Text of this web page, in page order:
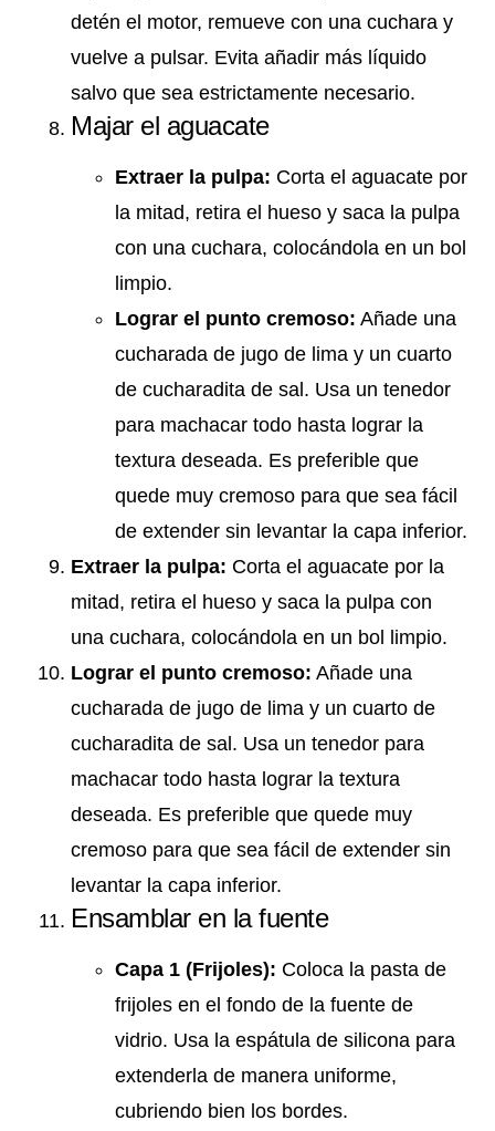
detén el motor, remueve con una cuchara y
vuelve a pulsar. Evita añadir más líquido
salvo que sea estrictamente necesario.
Majar el aguacate
Extraer la pulpa: Corta el aguacate por
la mitad, retira el hueso y saca la pulpa
con una cuchara, colocándola en un bol
limpio.
Lograr el punto cremoso: Añade una
cucharada de jugo de lima y un cuarto
de cucharadita de sal. Usa un tenedor
para machacar todo hasta lograr la
textura deseada. Es preferible que
quede muy cremoso para que sea fácil
de extender sin levantar la capa inferior.
Extraer la pulpa: Corta el aguacate por la
mitad, retira el hueso y saca la pulpa con
una cuchara, colocándola en un bol limpio.
Lograr el punto cremoso: Añade una
cucharada de jugo de lima y un cuarto de
cucharadita de sal. Usa un tenedor para
machacar todo hasta lograr la textura
deseada. Es preferible que quede muy
cremoso para que sea fácil de extender sin
levantar la capa inferior.
Ensamblar en la fuente
Capa 1 (Frijoles): Coloca la pasta de
frijoles en el fondo de la fuente de
vidrio. Usa la espátula de silicona para
extenderla de manera uniforme,
cubriendo bien los bordes.